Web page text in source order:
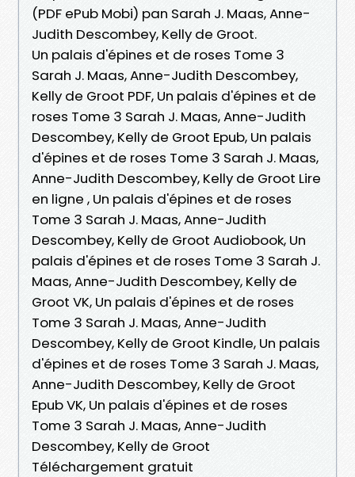
(PDF ePub Mobi) pan Sarah J. Maas, Anne-
Judith Descombey, Kelly de Groot.
Un palais d'épines et de roses Tome 3
Sarah J. Maas, Anne-Judith Descombey,
Kelly de Groot PDF, Un palais d'épines et de
roses Tome 3 Sarah J. Maas, Anne-Judith
Descombey, Kelly de Groot Epub, Un palais
d'épines et de roses Tome 3 Sarah J. Maas,
Anne-Judith Descombey, Kelly de Groot Lire
en ligne , Un palais d'épines et de roses
Tome 3 Sarah J. Maas, Anne-Judith
Descombey, Kelly de Groot Audiobook, Un
palais d'épines et de roses Tome 3 Sarah J.
Maas, Anne-Judith Descombey, Kelly de
Groot VK, Un palais d'épines et de roses
Tome 3 Sarah J. Maas, Anne-Judith
Descombey, Kelly de Groot Kindle, Un palais
d'épines et de roses Tome 3 Sarah J. Maas,
Anne-Judith Descombey, Kelly de Groot
Epub VK, Un palais d'épines et de roses
Tome 3 Sarah J. Maas, Anne-Judith
Descombey, Kelly de Groot
Téléchargement gratuit